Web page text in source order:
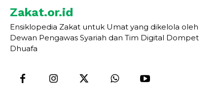
Zakat.or.id
Ensiklopedia Zakat untuk Umat yang dikelola oleh
Dewan Pengawas Syariah dan Tim Digital Dompet
Dhuafa